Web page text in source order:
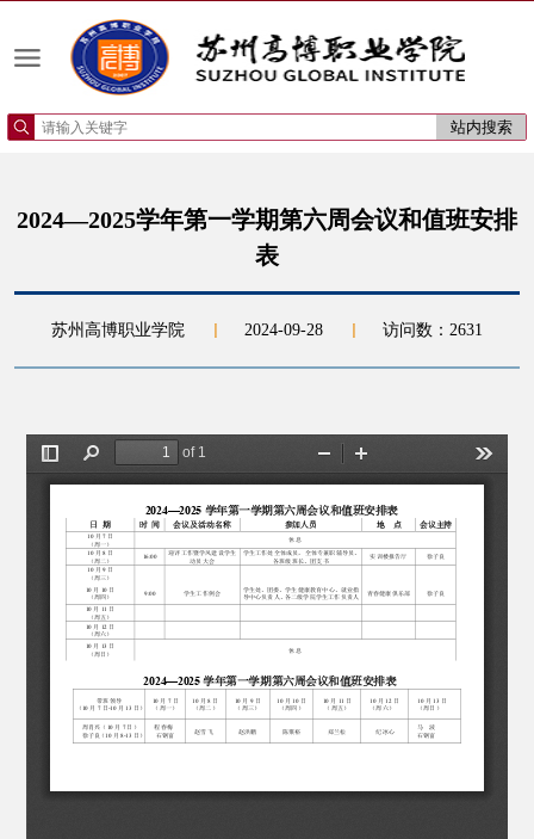
2024—2025学年第一学期第六周会议和值班安排
表
苏州高博职业学院 2024-09-28 访问数： 2631